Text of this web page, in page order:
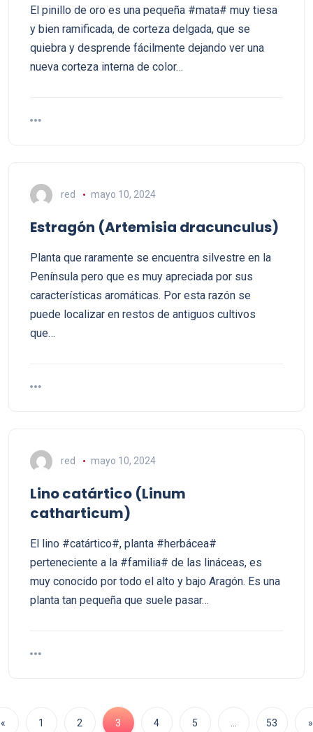
El pinillo de oro es una pequeña #mata# muy tiesa
y bien ramificada, de corteza delgada, que se
quiebra y desprende fácilmente dejando ver una
nueva corteza interna de color…
red mayo 10, 2024
Estragón (Artemisia dracunculus)
Planta que raramente se encuentra silvestre en la
Península pero que es muy apreciada por sus
características aromáticas. Por esta razón se
puede localizar en restos de antiguos cultivos
que…
red mayo 10, 2024
Lino catártico (Linum
catharticum)
El lino #catártico#, planta #herbácea#
perteneciente a la #familia# de las lináceas, es
muy conocido por todo el alto y bajo Aragón. Es una
planta tan pequeña que suele pasar…
« 1 2 3 4 5 53 »